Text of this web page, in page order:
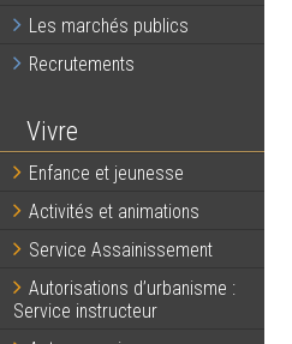
Les marchés publics
Recrutements
Vivre
Enfance et jeunesse
Activités et animations
Service Assainissement
Autorisations d’urbanisme :
Service instructeur